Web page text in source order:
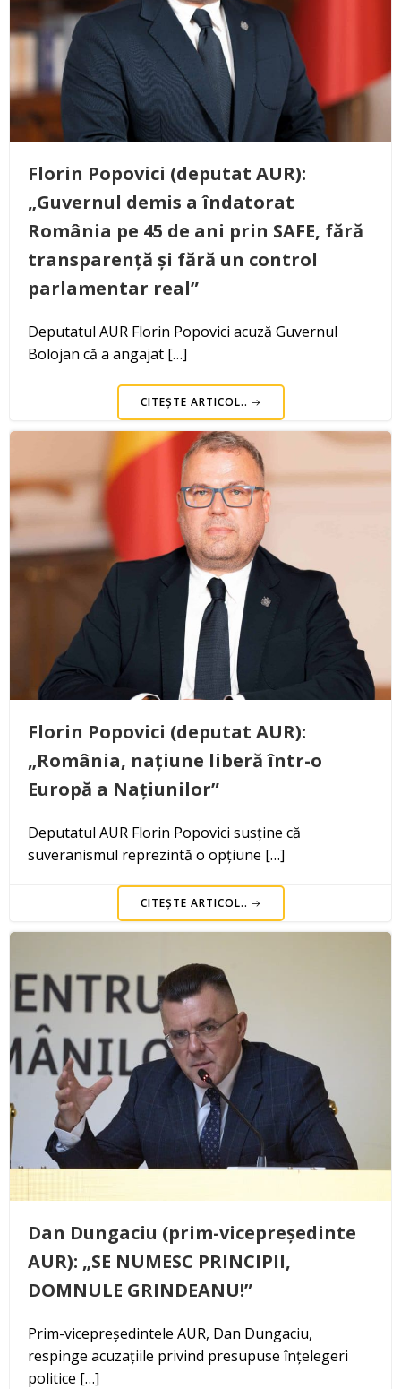
Florin Popovici (deputat AUR):
„Guvernul demis a îndatorat
România pe 45 de ani prin SAFE, fără
transparență și fără un control
parlamentar real”
Deputatul AUR Florin Popovici acuză Guvernul
Bolojan că a angajat […]
CITEȘTE ARTICOL..
Florin Popovici (deputat AUR):
„România, națiune liberă într-o
Europă a Națiunilor”
Deputatul AUR Florin Popovici susține că
suveranismul reprezintă o opțiune […]
CITEȘTE ARTICOL..
Dan Dungaciu (prim-vicepreședinte
AUR): „SE NUMESC PRINCIPII,
DOMNULE GRINDEANU!”
Prim-vicepreședintele AUR, Dan Dungaciu,
respinge acuzațiile privind presupuse înțelegeri
politice […]